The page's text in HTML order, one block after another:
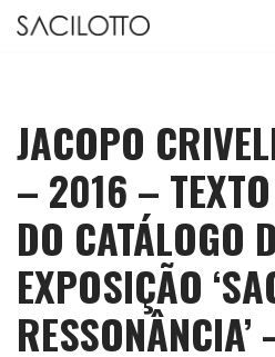
conteúdo
JACOPO
– 2016 –
DO CATÁLOGO
EXPOSIÇÃO